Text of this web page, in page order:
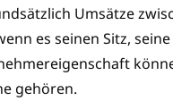
Umsätze
es seinen Sitz,
gehören.